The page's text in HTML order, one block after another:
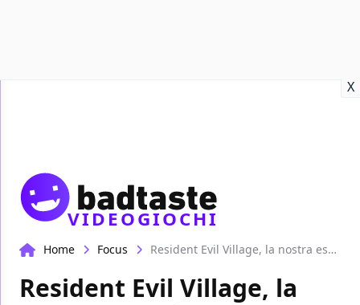
X
VIDEOGIOCHI
Home Focus Resident Evil Village, la nostra esperienza su iPhone 15 Pro Max
Resident Evil Village, la